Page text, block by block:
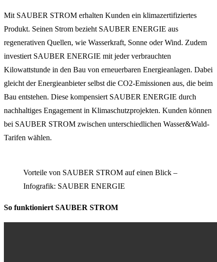
Mit SAUBER STROM erhalten Kunden ein klimazertifiziertes
Produkt. Seinen Strom bezieht SAUBER ENERGIE aus
regenerativen Quellen, wie Wasserkraft, Sonne oder Wind. Zudem
investiert SAUBER ENERGIE mit jeder verbrauchten
Kilowattstunde in den Bau von erneuerbaren Energieanlagen. Dabei
gleicht der Energieanbieter selbst die CO2-Emissionen aus, die beim
Bau entstehen. Diese kompensiert SAUBER ENERGIE durch
nachhaltiges Engagement in Klimaschutzprojekten. Kunden können
bei SAUBER STROM zwischen unterschiedlichen Wasser&Wald-
Tarifen wählen.
Vorteile von SAUBER STROM auf einen Blick –
Infografik: SAUBER ENERGIE
So funktioniert SAUBER STROM